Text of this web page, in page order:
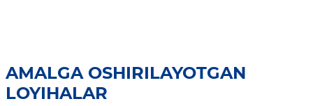
AMALGA OSHIRILAYOTGAN
LOYIHALAR